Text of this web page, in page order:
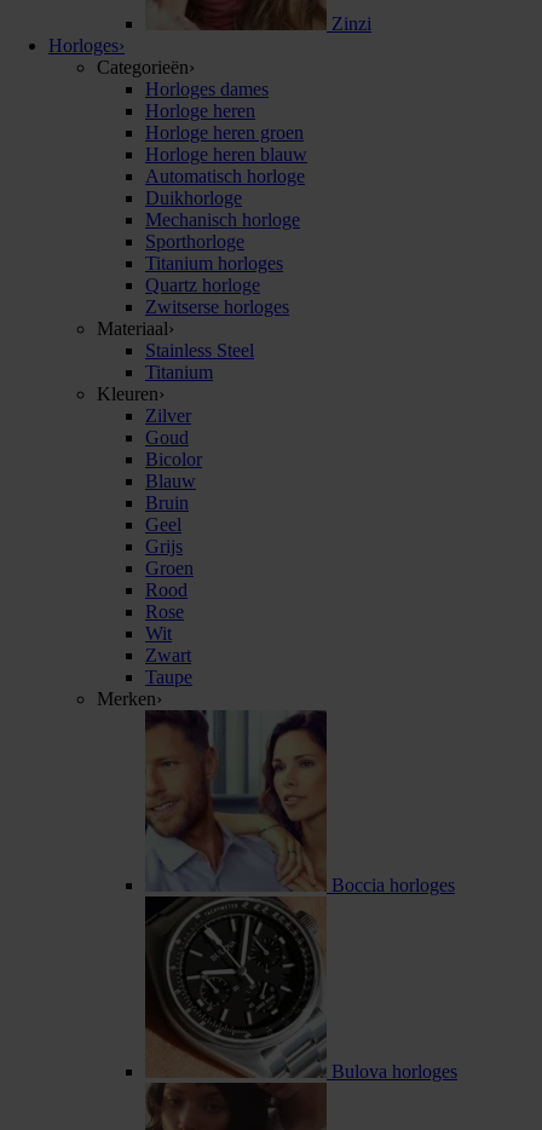
Zinzi
Horloges›
Categorieën›
Horloges dames
Horloge heren
Horloge heren groen
Horloge heren blauw
Automatisch horloge
Duikhorloge
Mechanisch horloge
Sporthorloge
Titanium horloges
Quartz horloge
Zwitserse horloges
Materiaal›
Stainless Steel
Titanium
Kleuren›
Zilver
Goud
Bicolor
Blauw
Bruin
Geel
Grijs
Groen
Rood
Rose
Wit
Zwart
Taupe
Merken›
Boccia horloges
Bulova horloges